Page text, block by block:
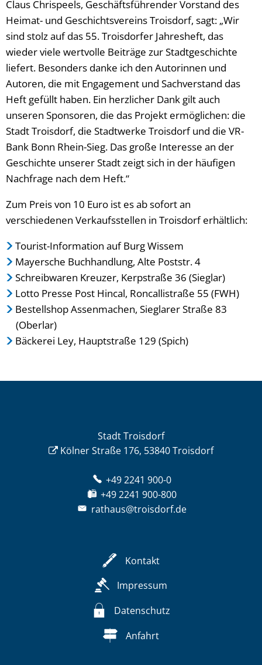
Claus Chrispeels, Geschäftsführender Vorstand des
Heimat- und Geschichtsvereins Troisdorf, sagt: „Wir
sind stolz auf das 55. Troisdorfer Jahresheft, das
wieder viele wertvolle Beiträge zur Stadtgeschichte
liefert. Besonders danke ich den Autorinnen und
Autoren, die mit Engagement und Sachverstand das
Heft gefüllt haben. Ein herzlicher Dank gilt auch
unseren Sponsoren, die das Projekt ermöglichen: die
Stadt Troisdorf, die Stadtwerke Troisdorf und die VR-
Bank Bonn Rhein-Sieg. Das große Interesse an der
Geschichte unserer Stadt zeigt sich in der häufigen
Nachfrage nach dem Heft.“
Zum Preis von 10 Euro ist es ab sofort an
verschiedenen Verkaufsstellen in Troisdorf erhältlich:
Tourist-Information auf Burg Wissem
Mayersche Buchhandlung, Alte Poststr. 4
Schreibwaren Kreuzer, Kerpstraße 36 (Sieglar)
Lotto Presse Post Hincal, Roncallistraße 55 (FWH)
Bestellshop Assenmachen, Sieglarer Straße 83
(Oberlar)
Bäckerei Ley, Hauptstraße 129 (Spich)
Stadt Troisdorf
Kölner Straße 176, 53840 Troisdorf
+49 2241 900-0
+49 2241 900-800
rathaus@troisdorf.de
Kontakt
Impressum
Datenschutz
Anfahrt